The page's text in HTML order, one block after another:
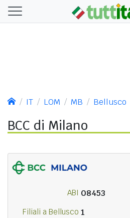
IT LOM MB Bellusco
BCC di Milano
ABI 08453
Filiali a Bellusco 1